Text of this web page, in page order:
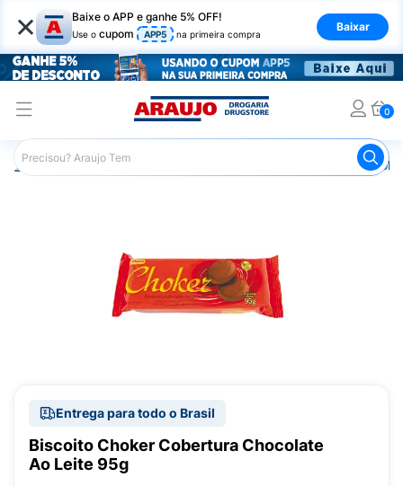
× Baixe o APP e ganhe 5% OFF!
Use o cupom APP5 na primeira compra
Baixar
0
Araujo Mercado Biscoito e
Entrega para todo o Brasil
Biscoito Choker Cobertura Chocolate
Ao Leite 95g